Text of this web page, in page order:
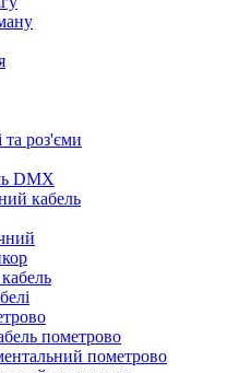
та роз'єми
DMX
кабель
пометрово
пометрово